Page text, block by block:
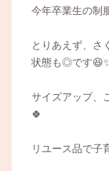
今年卒業生の制
とりあえず、さ
状態も◎です
サイズアップ、
🍀
リユース品で子